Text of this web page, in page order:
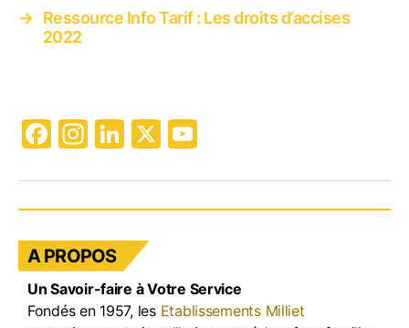
→ Ressource Info Tarif : Les droits d’accises
2022
F
c
e
b
o
o
In
a
gr
a
m
Li
k
e
dI
n
X
u
T
b
e
A PROPOS
Un Savoir-faire à Votre Service
Fondés en 1957, les Etablissements Milliet